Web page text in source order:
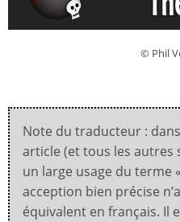
© Phil
Note du traducteur :
article (et tous les autres
un large usage du terme
acception bien précise
équivalent en français. Il